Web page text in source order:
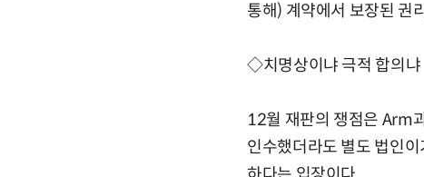
통해) 계약에서 보장된 권
◇치명상이냐 극적 합의냐
12월 재판의 쟁점은 Arm
인수했더라도 별도 법인